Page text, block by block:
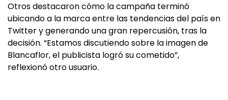
Otros destacaron cómo la campaña terminó
ubicando a la marca entre las tendencias del país en
Twitter y generando una gran repercusión, tras la
decisión. “Estamos discutiendo sobre la imagen de
Blancaflor, el publicista logró su cometido”,
reflexionó otro usuario.